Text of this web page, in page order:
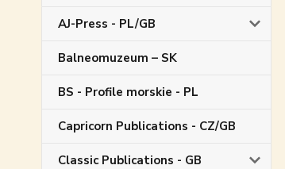
AJ-Press - PL/GB
Balneomuzeum – SK
BS - Profile morskie - PL
Capricorn Publications - CZ/GB
Classic Publications - GB